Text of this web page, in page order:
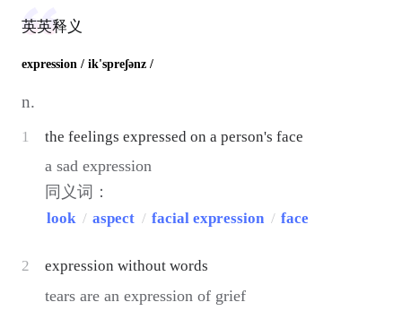
英英释义
expression / ik'spreʃənz /
n.
1 the feelings expressed on a person's face
a sad expression
同义词：
look/ aspect / facial expression / face
2 expression without words
tears are an expression of grief